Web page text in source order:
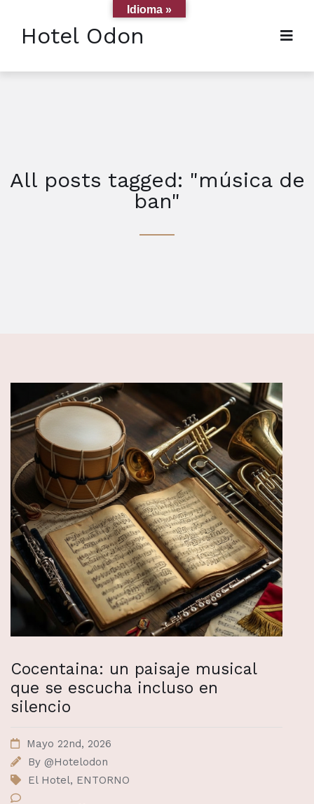
Hotel Odon
All posts tagged: "música de
ban"
Cocentaina: un paisaje musical
que se escucha incluso en
silencio
Mayo 22nd, 2026
By @Hotelodon
El Hotel, ENTORNO
Idioma »